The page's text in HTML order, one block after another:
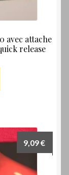
avec attache
release
9,09€